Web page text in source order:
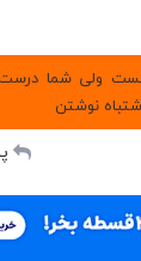
ولی شما
نوشتن